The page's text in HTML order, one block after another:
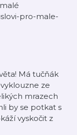
pro-male-
Má tučňák
ze
mrazech
by se potkat s
vyskočit z